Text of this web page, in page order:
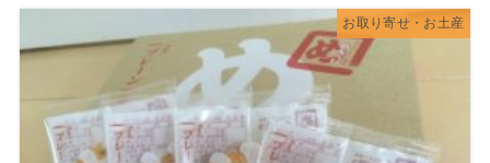
お取り寄せ・お土産